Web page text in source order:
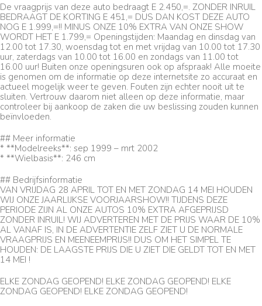
De vraagprijs van deze auto bedraagt E 2.450,=. ZONDER INRUIL
BEDRAAGT DE KORTING E 451,= DUS DAN KOST DEZE AUTO
NOG E 1.999,=!! MINUS ONZE 10% EXTRA VAN ONZE SHOW
WORDT HET E 1.799,= Openingstijden: Maandag en dinsdag van
12.00 tot 17.30, woensdag tot en met vrijdag van 10.00 tot 17.30
uur, zaterdags van 10.00 tot 16.00 en zondags van 11.00 tot
16.00 uur! Buiten onze openingsuren ook op afspraak! Alle moeite
is genomen om de informatie op deze internetsite zo accuraat en
actueel mogelijk weer te geven. Fouten zijn echter nooit uit te
sluiten. Vertrouw daarom niet alleen op deze informatie, maar
controleer bij aankoop de zaken die uw beslissing zouden kunnen
beïnvloeden.
## Meer informatie
* **Modelreeks**: sep 1999 – mrt 2002
* **Wielbasis**: 246 cm
## Bedrijfsinformatie
VAN VRIJDAG 28 APRIL TOT EN MET ZONDAG 14 MEI HOUDEN
WIJ ONZE JAARLIJKSE VOORJAARSHOW!! TIJDENS DEZE
PERIODE ZIJN AL ONZE AUTOS 10% EXTRA AFGEPRIJSD
ZONDER INRUIL! WIJ ADVERTEREN MET DE PRIJS WAAR DE 10%
AL VANAF IS, IN DE ADVERTENTIE ZELF ZIET U DE NORMALE
VRAAGPRIJS EN MEENEEMPRIJS!! DUS OM HET SIMPEL TE
HOUDEN: DE LAAGSTE PRIJS DIE U ZIET DIE GELDT TOT EN MET
14 MEI !
ELKE ZONDAG GEOPEND! ELKE ZONDAG GEOPEND! ELKE
ZONDAG GEOPEND! ELKE ZONDAG GEOPEND!